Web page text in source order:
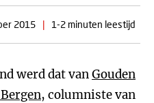
2015 | 1-2 minuten leestijd
werd dat vanGouden
, columniste van